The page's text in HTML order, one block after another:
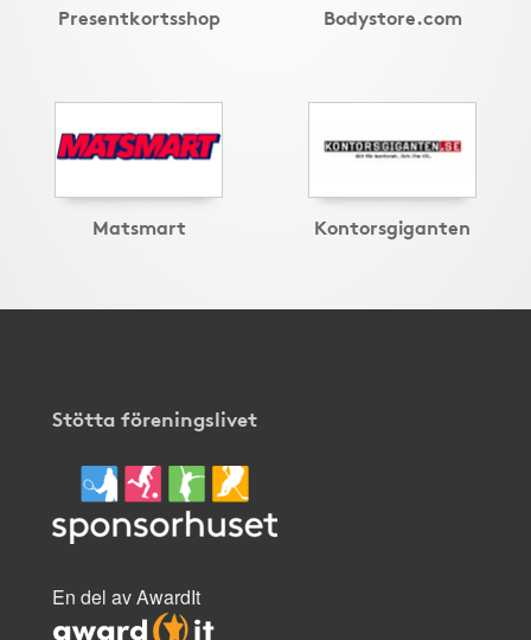
Presentkortsshop Bodystore.com
Matsmart Kontorsgiganten
Stötta föreningslivet
En del av AwardIt